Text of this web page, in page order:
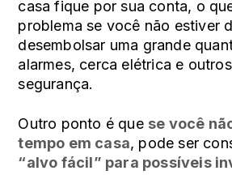
casa fique por sua conta, o
problema se você não estiver
desembolsar uma grande
alarmes, cerca elétrica e
segurança.
Outro ponto é que se você
tempo em casa, pode ser
“alvo fácil” para possíveis